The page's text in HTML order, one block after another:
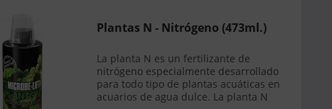
Plantas N - Nitrógeno (473ml.)
La planta N es un fertilizante de
nitrógeno especialmente desarrollado
para todo tipo de plantas acuáticas en
acuarios de agua dulce. La planta N